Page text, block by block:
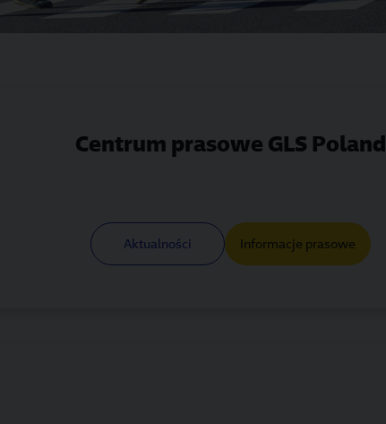
Centrum prasowe GLS Poland
Aktualności Informacje prasowe